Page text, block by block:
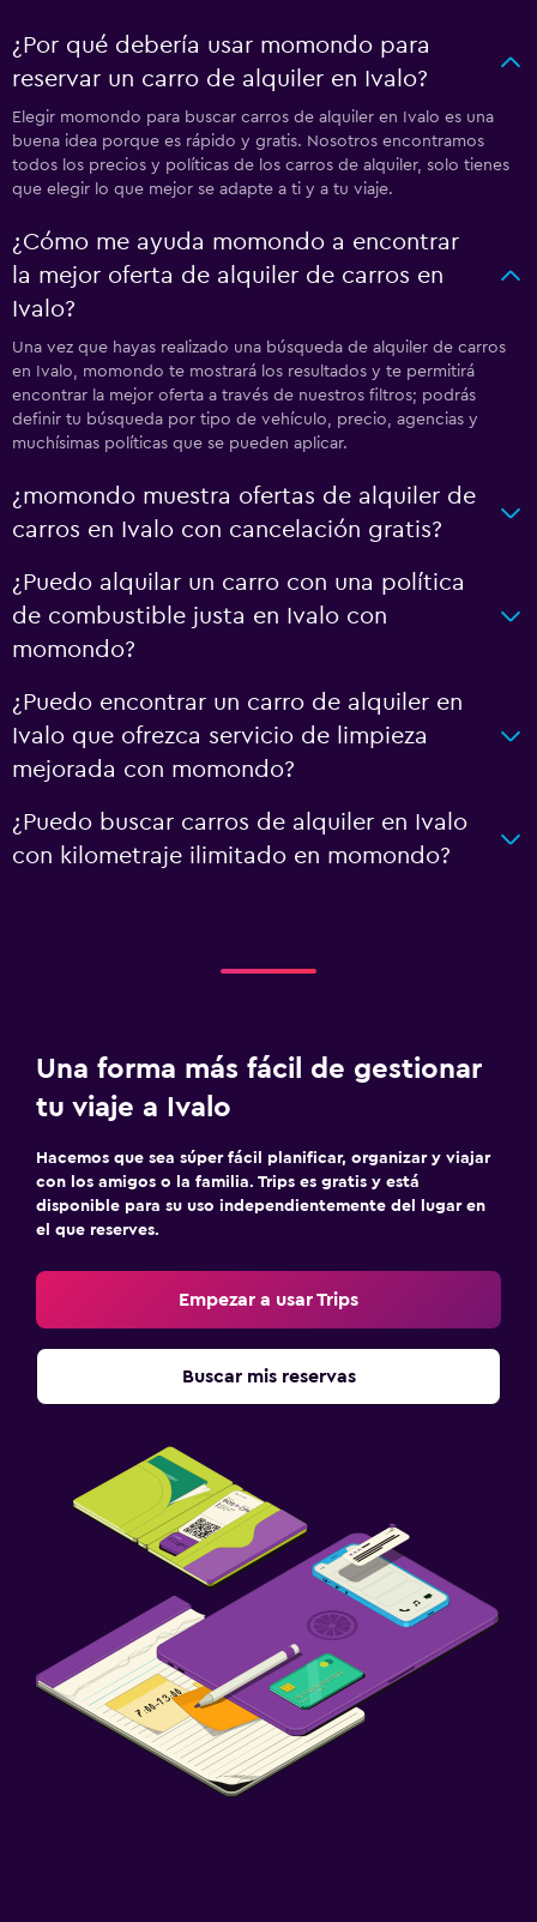
¿Por qué debería usar momondo para
reservar un carro de alquiler en Ivalo?
Elegir momondo para buscar carros de alquiler en Ivalo es una
buena idea porque es rápido y gratis. Nosotros encontramos
todos los precios y políticas de los carros de alquiler, solo tienes
que elegir lo que mejor se adapte a ti y a tu viaje.
¿Cómo me ayuda momondo a encontrar
la mejor oferta de alquiler de carros en
Ivalo?
Una vez que hayas realizado una búsqueda de alquiler de carros
en Ivalo, momondo te mostrará los resultados y te permitirá
encontrar la mejor oferta a través de nuestros filtros; podrás
definir tu búsqueda por tipo de vehículo, precio, agencias y
muchísimas políticas que se pueden aplicar.
¿momondo muestra ofertas de alquiler de
carros en Ivalo con cancelación gratis?
¿Puedo alquilar un carro con una política
de combustible justa en Ivalo con
momondo?
¿Puedo encontrar un carro de alquiler en
Ivalo que ofrezca servicio de limpieza
mejorada con momondo?
¿Puedo buscar carros de alquiler en Ivalo
con kilometraje ilimitado en momondo?
Una forma más fácil de gestionar
tu viaje a Ivalo
Hacemos que sea súper fácil planificar, organizar y viajar
con los amigos o la familia. Trips es gratis y está
disponible para su uso independientemente del lugar en
el que reserves.
Empezar a usar Trips
Buscar mis reservas